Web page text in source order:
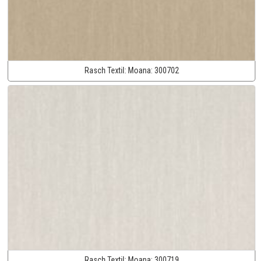
Rasch Textil: Moana: 300702